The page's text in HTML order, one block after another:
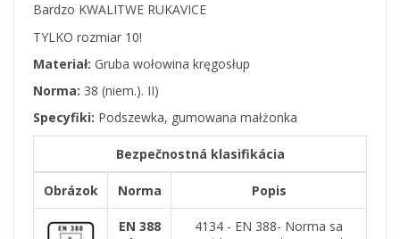
Bardzo KWALITWE RUKAVICE
TYLKO rozmiar 10!
Materiał: Gruba wołowina kręgosłup
Norma: 38 (niem.). II)
Specyfiki: Podszewka, gumowana małżonka
Bezpečnostná klasifikácia
Obrázok Norma Popis
EN 388
4134 - EN 388- Norma sa